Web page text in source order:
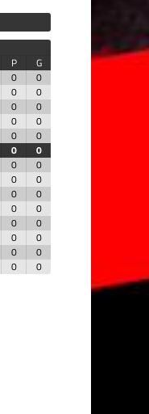
P
G
0
0
0
0
0
0
0
0
0
0
0
0
0
0
0
0
0
0
0
0
0
0
0
0
0
0
0 0